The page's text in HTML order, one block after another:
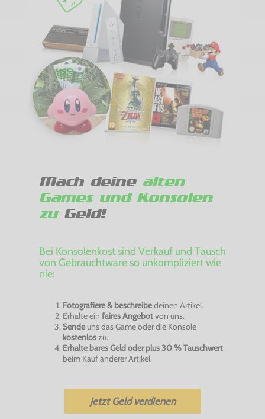
Mach deine alten
Games und Konsolen
zuGeld!
Bei Konsolenkost sind Verkauf und Tausch
von Gebrauchtware so unkompliziert wie
nie:
Fotografiere & beschreibedeinen Artikel.
Erhalte ein faires Angebotvon uns.
Sendeuns das Game oder die Konsole
kostenloszu.
Erhalte bares Geld oder plus 30 % Tauschwert
beim Kauf anderer Artikel.
Jetzt Geld verdienen